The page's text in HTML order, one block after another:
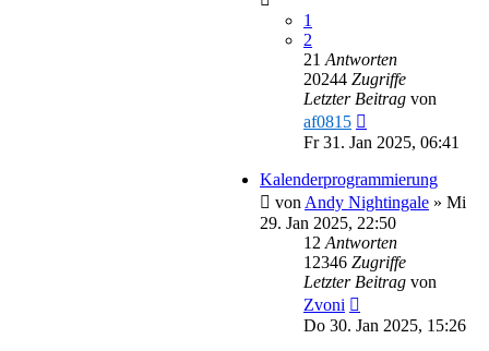
1
2
21 Antworten
20244 Zugriffe
Letzter Beitrag von
af0815
Fr 31. Jan 2025, 06:41
Kalenderprogrammierung
von Andy Nightingale » Mi
29. Jan 2025, 22:50
12 Antworten
12346 Zugriffe
Letzter Beitrag von
Zvoni
Do 30. Jan 2025, 15:26